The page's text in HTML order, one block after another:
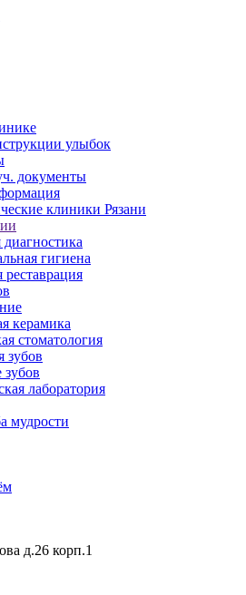
улыбок
документы
клиники Рязани
гигиена
реставрация
керамика
стоматология
зубов
лаборатория
мудрости
д.26 корп.1